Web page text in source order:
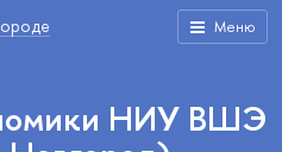
Меню
НИУ ВШЭ